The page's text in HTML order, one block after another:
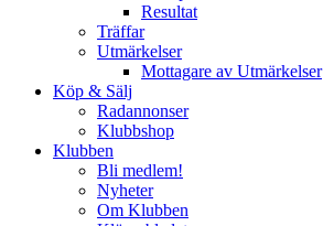
Resultat
Träffar
Utmärkelser
Mottagare av Utmärkelser
Köp & Sälj
Radannonser
Klubbshop
Klubben
Bli medlem!
Nyheter
Om Klubben